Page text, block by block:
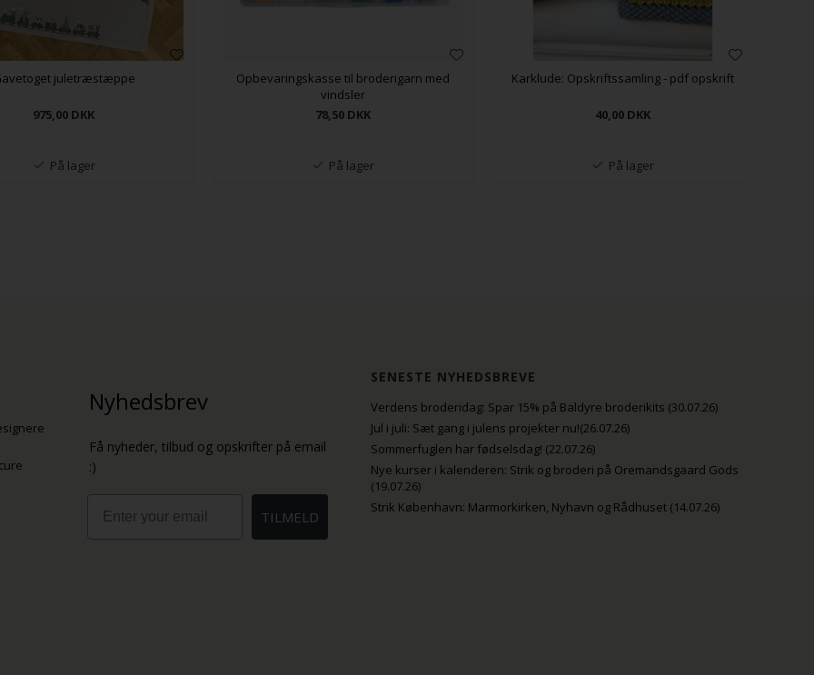
juletræstæppe
975,00 DKK
På lager
Opbevaringskasse til broderigarn med
vindsler
78,50 DKK
På lager
Karklude: Opskriftssamling - pdf opskrift
40,00 DKK
På lager
Nyhedsbrev
Få nyheder, tilbud og opskrifter på email
:)
TILMELD
SENESTE NYHEDSBREVE
Verdens broderidag: Spar 15% på Baldyre broderikits (30.07.26)
Jul i juli: Sæt gang i julens projekter nu!(26.07.26)
Sommerfuglen har fødselsdag! (22.07.26)
Nye kurser i kalenderen: Strik og broderi på Oremandsgaard Gods
(19.07.26)
Strik København: Marmorkirken, Nyhavn og Rådhuset (14.07.26)